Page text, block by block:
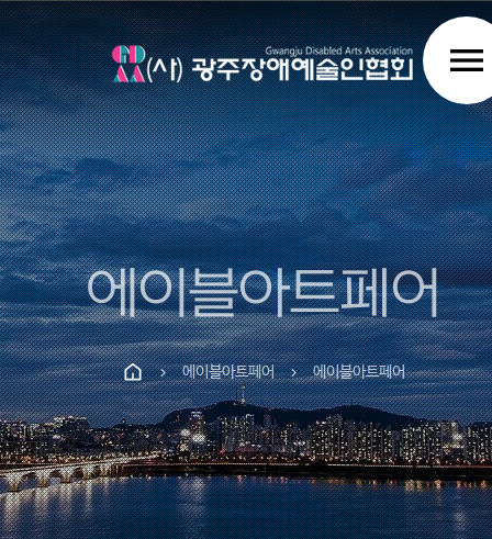
menu
에이블아트페어
chevron_right 에이블아트페어 chevron_right 에이블아트페어